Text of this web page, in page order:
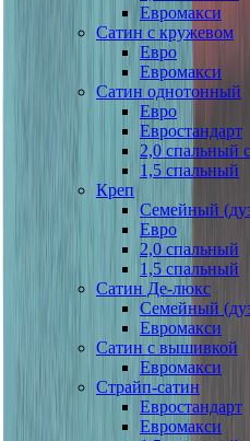
Евромакси
Сатин с кружевом
Евро
Евромакси
Сатин однотонный
Евро
Евростандарт
2,0 спальный
1,5 спальный
Креп
Семейный
Евро
2,0 спальный
1,5 спальный
Сатин Де-люкс
Семейный
Евромакси
Сатин с вышивкой
Евромакси
Страйп-сатин
Евростандарт
Евромакси